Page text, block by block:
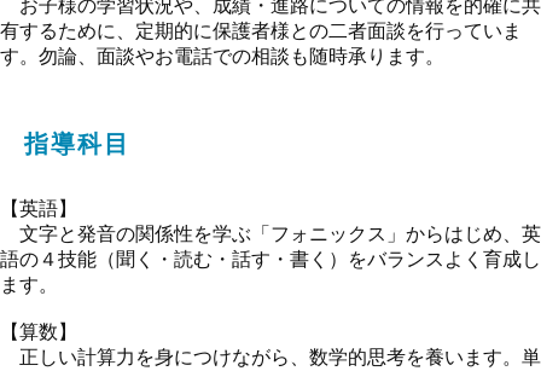
お子様の学習状況や、成績・進路についての情報を的確に共
有するために、定期的に保護者様との二者面談を行っていま
す。勿論、面談やお電話での相談も随時承ります。
指導科目
【英語】
文字と発音の関係性を学ぶ「フォニックス」からはじめ、英
語の４技能（聞く・読む・話す・書く）をバランスよく育成し
ます。
【算数】
正しい計算力を身につけながら、数学的思考を養います。単